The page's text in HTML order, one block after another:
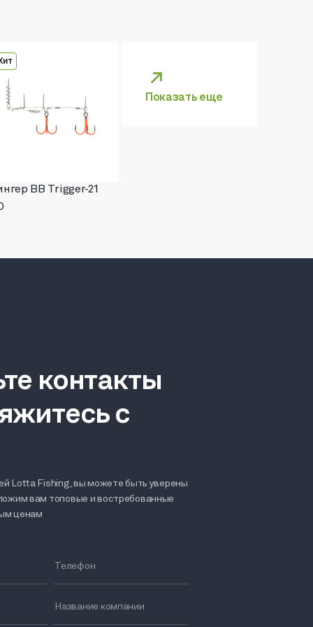
BB Trigger-21
Показать еще
контакты
с
Lotta Fishing, вы можете быть уверены
вам топовые и востребованные
ценам